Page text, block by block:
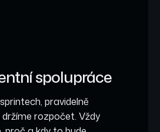
spolupráce
pravidelně
rozpočet. Vždy